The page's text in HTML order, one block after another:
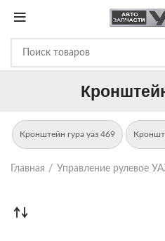
Кронштейн гура уаз 469
Главная Управление рулевое